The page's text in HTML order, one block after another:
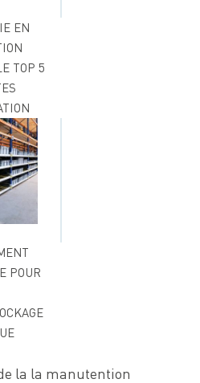
EN
TOP 5
POUR
la la manutention